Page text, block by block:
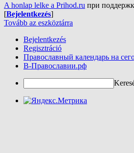
A honlap lelke a Prihod.ru при
[Bejelentkezés]
Tovább az eszköztárra
Bejelentkezés
Regisztráció
Православный календарь на
В-Православии.рф